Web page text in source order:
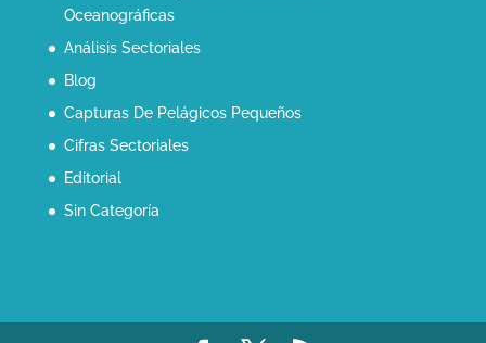
Oceanográficas
Análisis Sectoriales
Blog
Capturas De Pelágicos Pequeños
Cifras Sectoriales
Editorial
Sin Categoría